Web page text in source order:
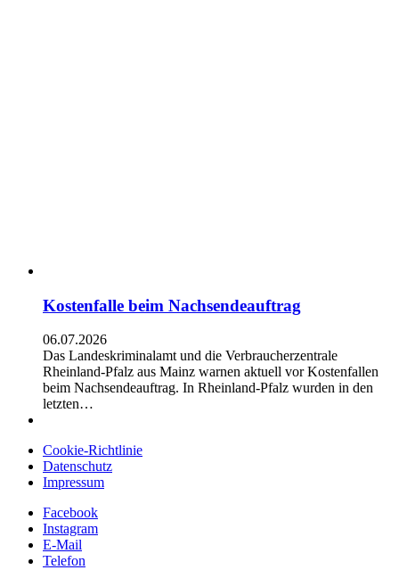
Kostenfalle beim Nachsendeauftrag
06.07.2026
Das Landeskriminalamt und die Verbraucherzentrale
Rheinland-Pfalz aus Mainz warnen aktuell vor Kostenfallen
beim Nachsendeauftrag. In Rheinland-Pfalz wurden in den
letzten…
Cookie-Richtlinie
Datenschutz
Impressum
Facebook
Instagram
E-Mail
Telefon